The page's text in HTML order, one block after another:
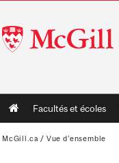
McGill
University
Main
navigation
Facultés et écoles
McGill.ca / Vue d'ensemble